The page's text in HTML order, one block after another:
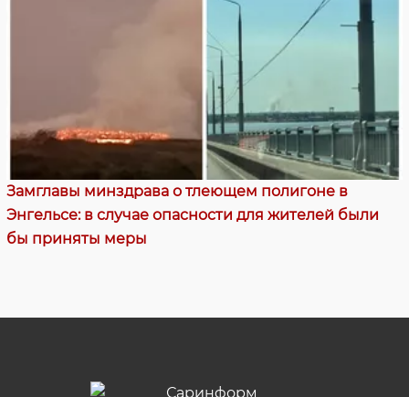
Замглавы минздрава о тлеющем полигоне в
Энгельсе: в случае опасности для жителей были
бы приняты меры